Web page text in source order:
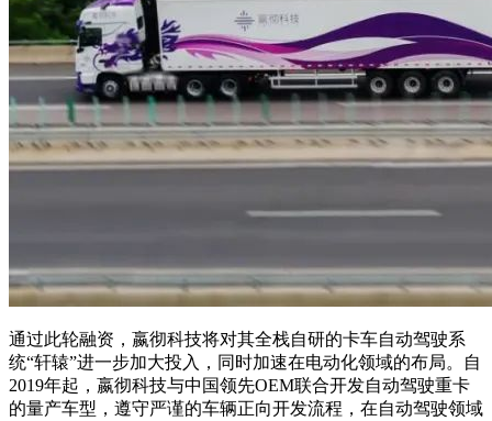
通过此轮融资，嬴彻科技将对其全栈自研的卡车自动驾驶系
统“轩辕”进一步加大投入，同时加速在电动化领域的布局。自
2019年起，嬴彻科技与中国领先OEM联合开发自动驾驶重卡
的量产车型，遵守严谨的车辆正向开发流程，在自动驾驶领域